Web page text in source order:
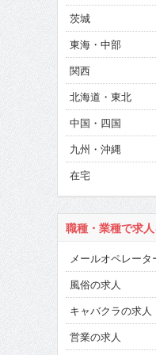
茨城
東海・中部
関西
北海道・東北
中国・四国
九州・沖縄
在宅
職種・業種で求
メールオペレータ
風俗の求人
キャバクラの求人
営業の求人